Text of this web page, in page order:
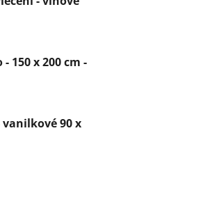
150 x 200 cm -
vanilkové 90 x